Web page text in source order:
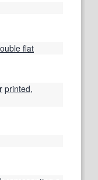
flat
printed,